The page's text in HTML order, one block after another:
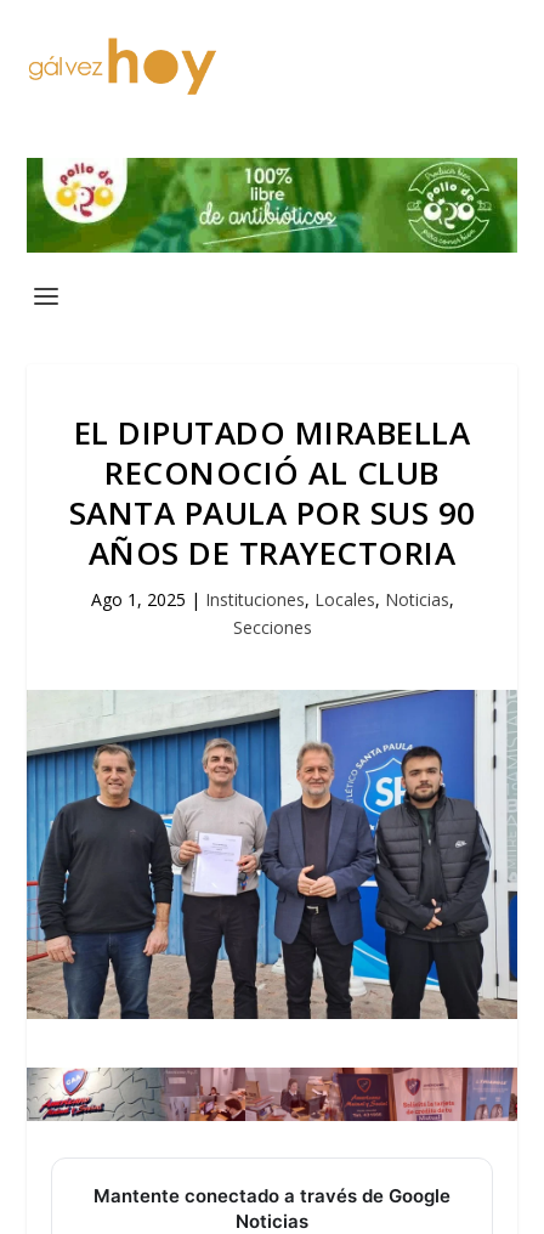
EL DIPUTADO MIRABELLA
RECONOCIÓ AL CLUB
SANTA PAULA POR SUS 90
AÑOS DE TRAYECTORIA
Ago 1, 2025 | Instituciones, Locales, Noticias,
Secciones
Mantente conectado a través de Google
Noticias